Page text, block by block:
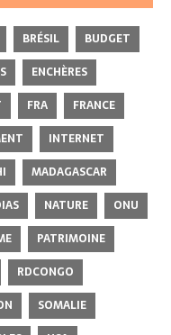
BRÉSIL
BUDGET
ENCHÈRES
FRA
FRANCE
INTERNET
MADAGASCAR
NATURE
ONU
PATRIMOINE
RDCONGO
SOMALIE